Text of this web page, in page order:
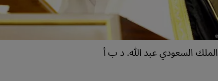
الملك السعودي عبد الله. د ب أ